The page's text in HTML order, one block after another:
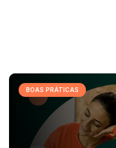
BOAS PRÁTICAS